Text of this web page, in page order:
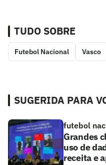
TUDO SOBRE
Futebol Nacional Vasco
SUGERIDA PARA
futebol
Grandes
uso de
receita e